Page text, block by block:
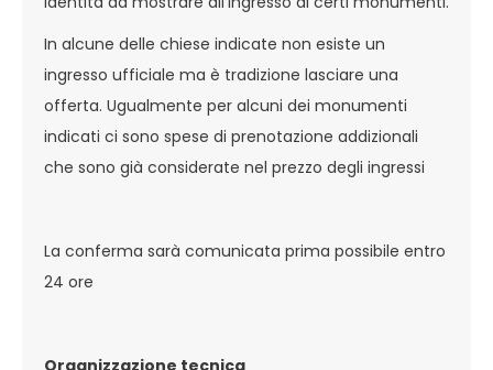
In alcune delle chiese indicate non esiste un
ingresso ufficiale ma è tradizione lasciare una
offerta. Ugualmente per alcuni dei monumenti
indicati ci sono spese di prenotazione addizionali
che sono già considerate nel prezzo degli ingressi
La conferma sarà comunicata prima possibile entro
24 ore